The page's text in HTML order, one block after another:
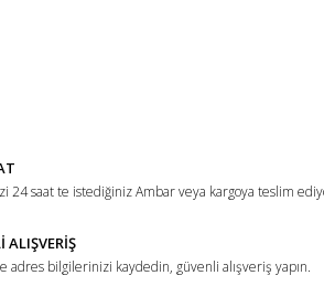
eksik bilgiler bulunuyor.
sitelerden daha pahalı.
farklı alternatifler olmalı.
24 saat te istediğiniz Ambar veya kargoya teslim
ALIŞVERİŞ
adres bilgilerinizi kaydedin, güvenli alışveriş yapın.